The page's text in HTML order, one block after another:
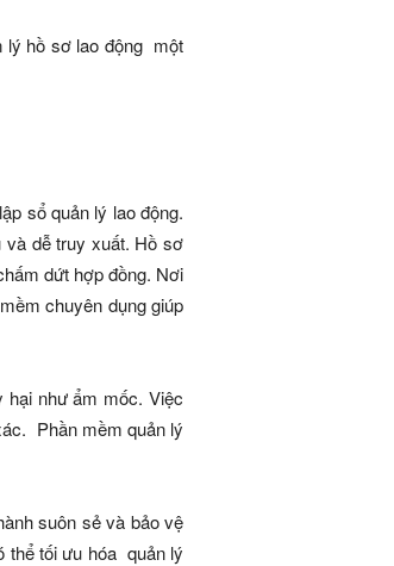
lý hồ sơ lao động một
sổ quản lý lao động.
và dễ truy xuất. Hồ sơ
dứt hợp đồng. Nơi
chuyên dụng giúp
hại như ẩm mốc. Việc
Phần mềm quản lý
suôn sẻ và bảo vệ
thể tối ưu hóa quản lý